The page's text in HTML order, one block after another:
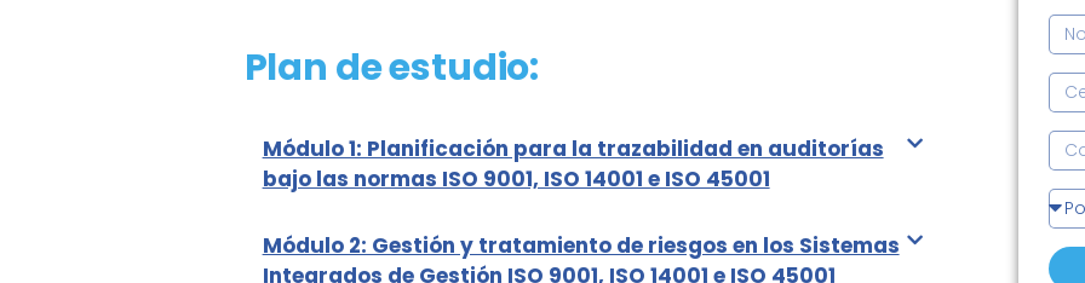
Plan de estudio:
Módulo 1: Planificación para la trazabilidad en auditorías
bajo las normas ISO 9001, ISO 14001 e ISO 45001
Módulo 2: Gestión y tratamiento de riesgos en los Sistemas
Integrados de Gestión ISO 9001, ISO 14001 e ISO 45001
N
o
m
b
r
e
s
y
A
C
e
l
u
l
a
r
C
o
r
r
e
G
r
a